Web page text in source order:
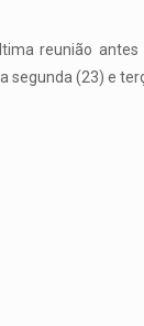
reunião
(23) e